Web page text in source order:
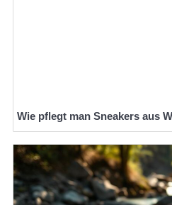
Wie pflegt man Sneakers aus